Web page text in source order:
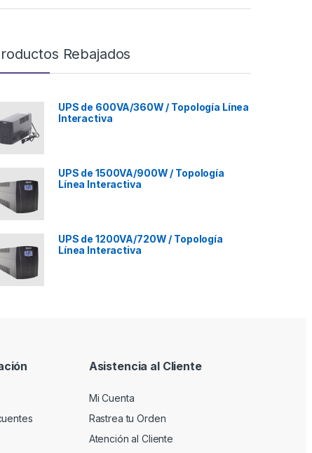
Rebajados
UPS de 600VA/360W / Topología Línea
Interactiva
UPS de 1500VA/900W / Topología
Línea Interactiva
UPS de 1200VA/720W / Topología
Línea Interactiva
Asistencia al Cliente
Mi Cuenta
Rastrea tu Orden
Atención al Cliente